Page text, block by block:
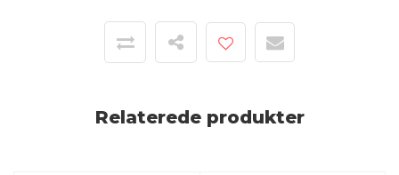
Relaterede produkter